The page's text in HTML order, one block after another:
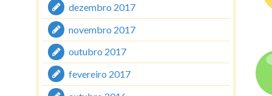
dezembro 2017
novembro 2017
outubro 2017
fevereiro 2017